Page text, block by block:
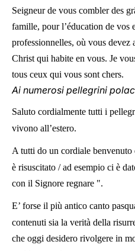
Seigneur de vous combler des
famille, pour l’éducation de vos
professionnelles, où vous devez
Christ qui habite en vous. Je
tous ceux qui vous sont chers.
Ai numerosi pellegrini
Saluto cordialmente tutti i
vivono all’estero.
A tutti do un cordiale
è risuscitato / ad esempio ci è
con il Signore regnare ".
E’ forse il più antico canto
contenuti sia la verità della
che oggi desidero rivolgere in